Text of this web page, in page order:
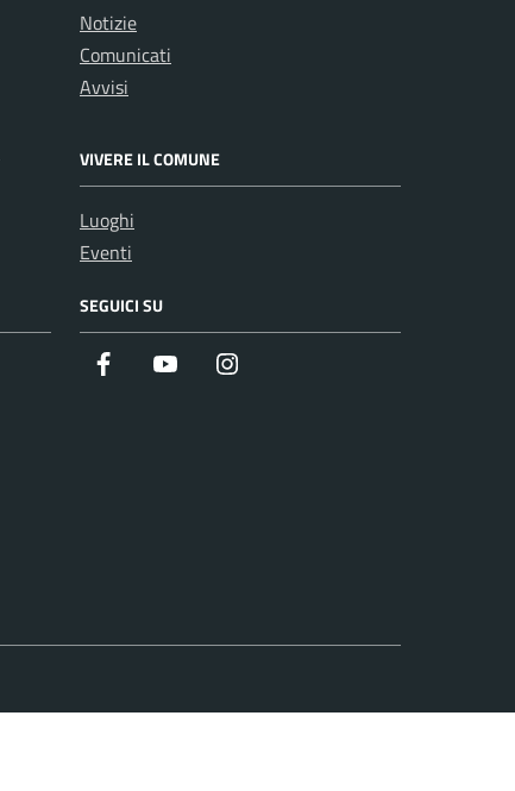
Notizie
Comunicati
Avvisi
VIVERE IL COMUNE
Luoghi
Eventi
SEGUICI SU
Facebook Youtube